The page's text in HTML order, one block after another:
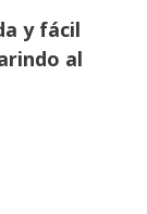
y fácil
al